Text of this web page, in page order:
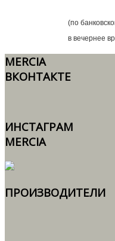
(по
в вечернее
MERCIA
ВКОНТАКТЕ
ИНСТАГРАМ
MERCIA
ПРОИЗВОДИТЕЛИ